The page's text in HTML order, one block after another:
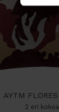
AYTM
2 eri kokoa